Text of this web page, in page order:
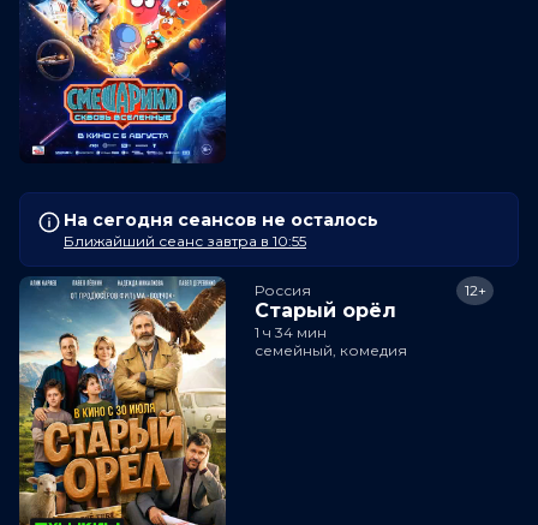
На сегодня сеансов не осталось
Ближайший сеанс завтра в 10:55
Россия
Старый орёл
12+
1 ч 34 мин
семейный, комедия